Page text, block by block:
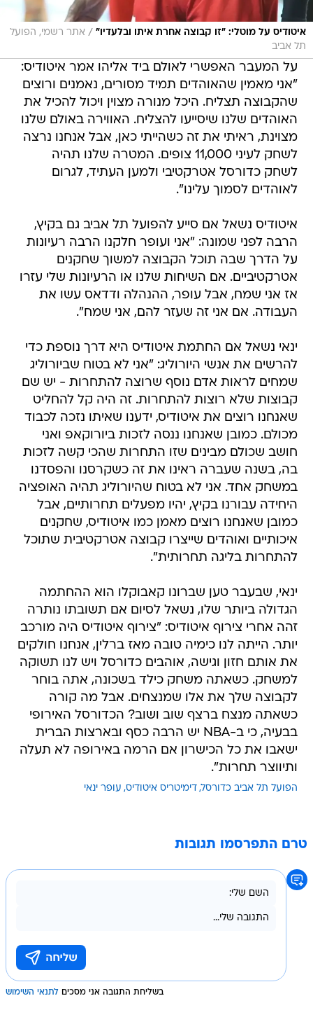
איטודיס על מוטלי: "זו קבוצה אחרת איתו ובלעדיו" / אתר רשמי, הפועל
תל אביב
על המעבר האפשרי לאולם ביד אליהו אמר איטודיס:
"אני מאמין שהאוהדים תמיד מסורים, נאמנים ורוצים
שהקבוצה תצליח. היכל מנורה מצוין ויכול להכיל את
האוהדים שלנו שיסייעו להצליח. האווירה באולם שלנו
מצוינת, ראיתי את זה כשהייתי כאן, אבל אנחנו נרצה
לשחק לעיני 11,000 צופים. המטרה שלנו תהיה
לשחק כדורסל אטרקטיבי ולמען העתיד, לגרום
לאוהדים לסמוך עלינו".
איטודיס נשאל אם סייע להפועל תל אביב גם בקיץ,
הרבה לפני שמונה: "אני ועופר חלקנו הרבה רעיונות
על הדרך שבה תוכל הקבוצה למשוך שחקנים
אטרקטיביים. אם השיחות שלנו או הרעיונות שלי עזרו
אז אני שמח, אבל עופר, ההנהלה ודדאס עשו את
העבודה. אם אני זה שעזר להם, אני שמח".
ינאי נשאל אם החתמת איטודיס היא דרך נוספת כדי
להרשים את אנשי היורוליג: "אני לא בטוח שביורוליג
שמחים לראות אדם נוסף שרוצה להתחרות - יש שם
קבוצות שלא רוצות להתחרות. זה היה קל להחליט
שאנחנו רוצים את איטודיס, ידענו שאיתו נזכה לכבוד
מכולם. כמובן שאנחנו ננסה לזכות ביורוקאפ ואני
חושב שכולם מבינים שזו התחרות שהכי קשה לזכות
בה, בשנה שעברה ראינו את זה כשקרסנו והפסדנו
במשחק אחד. אני לא בטוח שהיורוליג תהיה האופציה
היחידה עבורנו בקיץ, יהיו מפעלים תחרותיים, אבל
כמובן שאנחנו רוצים מאמן כמו איטודיס, שחקנים
איכותיים ואוהדים שייצרו קבוצה אטרקטיבית שתוכל
להתחרות בליגה תחרותית".
ינאי, שבעבר טען שברונו קאבוקלו הוא ההחתמה
הגדולה ביותר שלו, נשאל לסיום אם תשובתו נותרה
זהה אחרי צירוף איטודיס: "צירוף איטודיס היה מורכב
יותר. הייתה לנו כימיה טובה מאז ברלין, אנחנו חולקים
את אותם חזון וגישה, אוהבים כדורסל ויש לנו תשוקה
למשחק. כשאתה משחק כילד בשכונה, אתה בוחר
לקבוצה שלך את אלו שמנצחים. אבל מה קורה
כשאתה מנצח ברצף שוב ושוב? הכדורסל האירופי
בבעיה, כי ב-NBA יש הרבה כסף ובארצות הברית
ישאבו את כל הכישרון אם הרמה באירופה לא תעלה
ותיווצר תחרות".
הפועל תל אביב כדורסל דימיטריס איטודיס עופר ינאי
טרם התפרסמו תגובות
בשליחת התגובה אני מסכים לתנאי השימוש